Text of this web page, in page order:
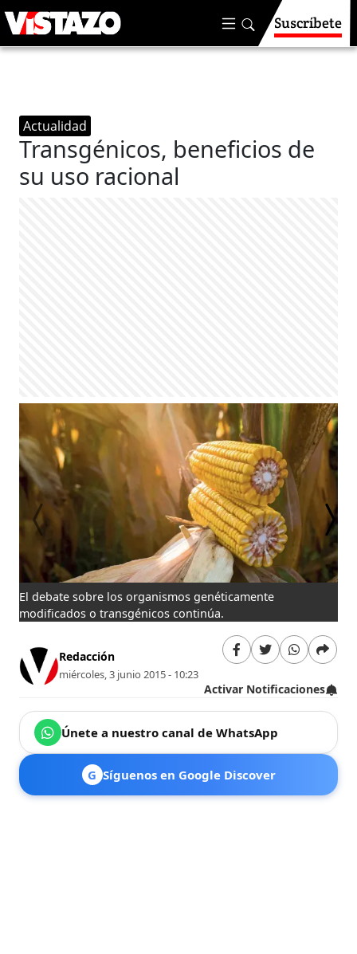
Suscríbete
Actualidad
Transgénicos, beneficios de
su uso racional
El debate sobre los organismos genéticamente
modificados o transgénicos continúa.
Redacción
miércoles, 3 junio 2015 - 10:23
Activar Notificaciones
Únete a nuestro canal de WhatsApp
G Síguenos en Google Discover